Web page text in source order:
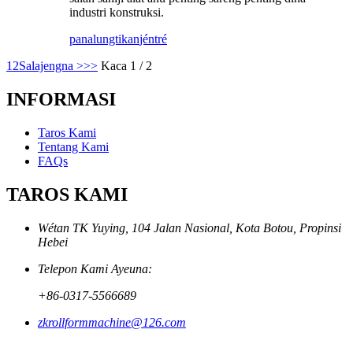
industri konstruksi.
panalungtikanjéntré
12Salajengna >>> Kaca 1 / 2
INFORMASI
Taros Kami
Tentang Kami
FAQs
TAROS KAMI
Wétan TK Yuying, 104 Jalan Nasional, Kota Botou, Propinsi
Hebei
Telepon Kami Ayeuna:
+86-0317-5566689
zkrollformmachine@126.com